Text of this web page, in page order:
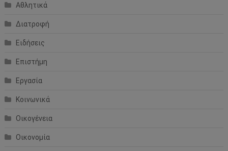
Αθλητικά
Διατροφή
Ειδήσεις
Επιστήμη
Εργασία
Κοινωνικά
Οικογένεια
Οικονομία